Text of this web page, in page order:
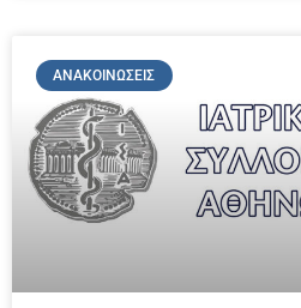
ΑΝΑΚΟΙΝΏΣΕΙΣ